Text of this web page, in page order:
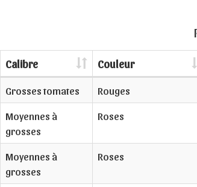
Calibre Couleur
Grosses tomates Rouges
Moyennes à
grosses
Roses
Moyennes à
grosses
Roses